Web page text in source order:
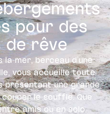
pour des
de rêve
la mer, berceau d’une
vous accueille toute
présentant une grande
le souffle. Que
amis ou en solo,